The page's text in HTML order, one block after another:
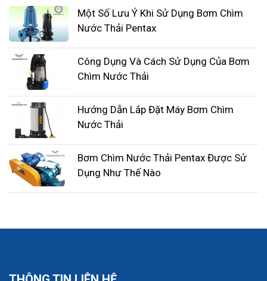
ý những tụ điện trong mạch cuộn dây phụ.
Việc này bạn nên nhờ sự hỗ trợ từ nhân viên
tư vấn.
Phần cánh bơm có khả năng bị kẹt do rác lọt
vào làm máy chạy yếu, bơm bị nóng lên. kiểm
tra thử ổ bi nếu thấy bị mòn hoặc lệch do
máychạy quá côngsuất thì nên đổi khác
hoặc đưa về đúng vị trí ban đầu.
Trong các khoảng thời gian nhất định , máy
bơm hóa chất cần đc bảo dưỡng, nếu máy
không được dùng trong một lâu dài thì phải
lau khô hoàn toàn và bọc một lớp nilong hoặc
rơi vào máy bơm.
Một Số Lưu Ý Khi Sử Dụng Bơm Chìm
Nước Thải Pentax
Công Dụng Và Cách Sử Dụng Của Bơm
Chìm Nước Thải
Hướng Dẫn Lắp Đặt Máy Bơm Chìm
Nước Thải
Bơm Chìm Nước Thải Pentax Được Sử
Dụng Như Thế Nào